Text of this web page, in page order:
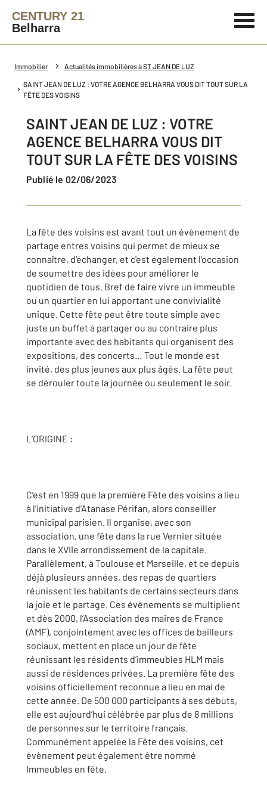
CENTURY 21
Belharra
Immobilier Actualités immobilières à ST JEAN DE LUZ
SAINT JEAN DE LUZ : VOTRE AGENCE BELHARRA VOUS DIT TOUT SUR LA
FÊTE DES VOISINS
SAINT JEAN DE LUZ : VOTRE
AGENCE BELHARRA VOUS DIT
TOUT SUR LA FÊTE DES VOISINS
Publié le 02/06/2023
La fête des voisins est avant tout un évènement de
partage entres voisins qui permet de mieux se
connaître, d’échanger, et c'est également l'occasion
de soumettre des idées pour améliorer le
quotidien de tous. Bref de faire vivre un immeuble
ou un quartier en lui apportant une convivialité
unique. Cette fête peut être toute simple avec
juste un buffet à partager ou au contraire plus
importante avec des habitants qui organisent des
expositions, des concerts… Tout le monde est
invité, des plus jeunes aux plus âgés. La fête peut
se dérouler toute la journée ou seulement le soir.
L’ORIGINE :
C’est en 1999 que la première Fête des voisins a lieu
à l’initiative d'Atanase Périfan, alors conseiller
municipal parisien. Il organise, avec son
association, une fête dans la rue Vernier située
dans le XVIIe arrondissement de la capitale.
Parallèlement, à Toulouse et Marseille, et ce depuis
déjà plusieurs années, des repas de quartiers
réunissent les habitants de certains secteurs dans
la joie et le partage. Ces évènements se multiplient
et dès 2000, l’Association des maires de France
(AMF), conjointement avec les offices de bailleurs
sociaux, mettent en place un jour de fête
réunissant les résidents d’immeubles HLM mais
aussi de résidences privées. La première fête des
voisins officiellement reconnue a lieu en mai de
cette année. De 500 000 participants à ses débuts,
elle est aujourd’hui célébrée par plus de 8 millions
de personnes sur le territoire français.
Communément appelée la Fête des voisins, cet
évènement peut également être nommé
Immeubles en fête.